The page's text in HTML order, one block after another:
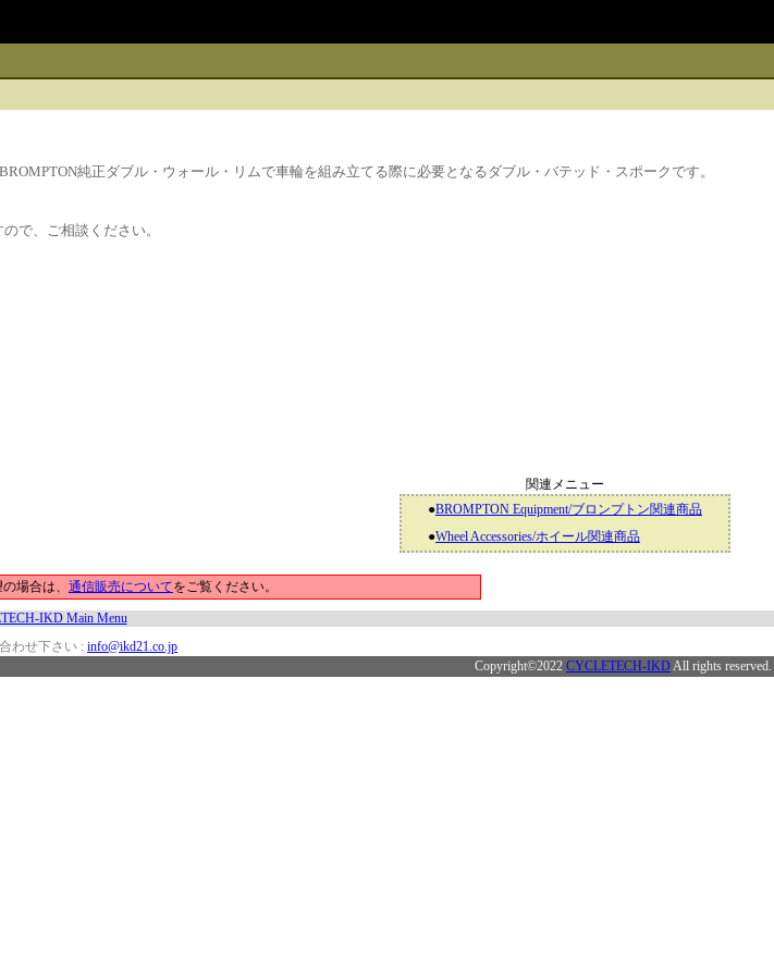
純正ダブル・ウォール・リムで車輪を組み立てる際に必要となるダブル・バテッド・スポークです。
で、ご相談ください。
関連メニュー
●BROMPTON Equipment/ブロンプトン関連商品
●Wheel Accessories/ホイール関連商品
場合は、 通信販売についてをご覧ください。
IKD Main Menu
わせ下さい : info@ikd21.co.jp
Copyright©2022 CYCLETECH-IKD All rights reserved.